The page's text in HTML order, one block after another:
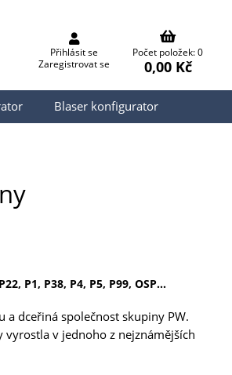
Přihlásit se
Zaregistrovat se
Počet položek: 0
0,00 Kč
Blaser konfigurator
P1, P38, P4, P5, P99, OSP...
dceřiná společnost skupiny PW.
vyrostla v jednoho z nejznámějších